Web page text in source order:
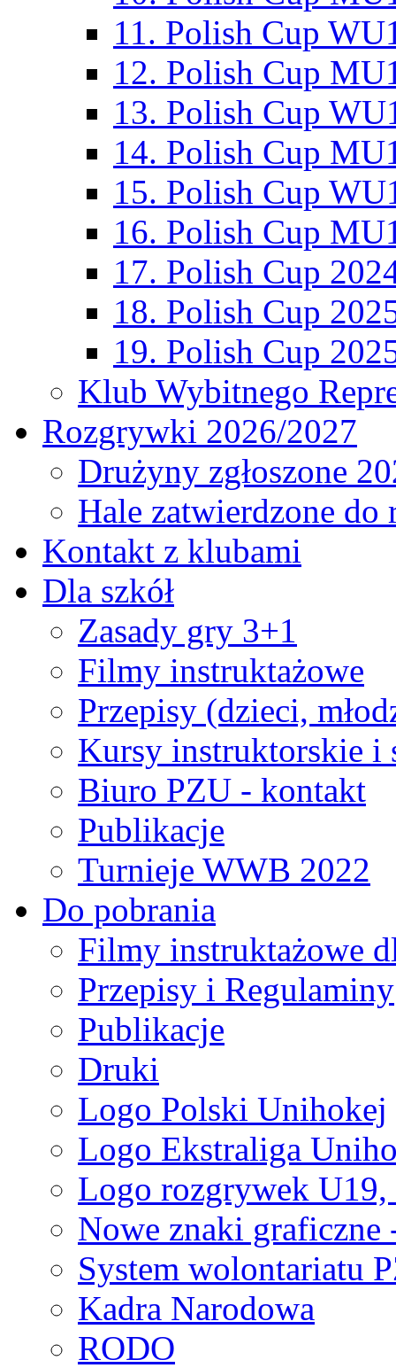
11. Polish Cup
12. Polish Cup
13. Polish Cup
14. Polish Cup
15. Polish Cup
16. Polish Cup
17. Polish Cup
18. Polish Cup
19. Polish Cup
Klub Wybitnego
Rozgrywki 2026/2027
Drużyny zgłoszone
Hale zatwierdzone
Kontakt z klubami
Dla szkół
Zasady gry 3+1
Filmy instruktażowe
Przepisy (dzieci,
Kursy instruktorskie i
Biuro PZU - kontakt
Publikacje
Turnieje WWB 2022
Do pobrania
Filmy instruktażowe
Przepisy i Regulaminy
Publikacje
Druki
Logo Polski Unihokej
Logo Ekstraliga
Logo rozgrywek
Nowe znaki graficzne
System wolontariatu
Kadra Narodowa
RODO